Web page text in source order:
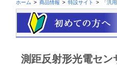
ホーム > 商品情報 > 特設サイト > 「汎
測距反射形光電セン